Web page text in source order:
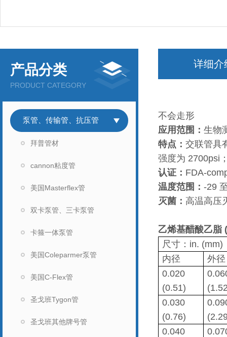
产品分类
PRODUCT CATEGORY
泵管、传输管、抗压管
拜普管材
cannon粘度管
美国Masterflex管
双卡泵管、三卡泵管
卡箍一体泵管
美国Coleparmer泵管
美国C-Flex管
圣戈班Tygon管
圣戈班其他牌号管
详细介
不会走形
应用范围： 生物
特点： 交联管具
强度为 2700psi
认证： FDA-
温度范围： -29
灭菌： 高温高压
乙烯基醋酸乙脂
尺寸：in. (mm)
内径
外径
0.020
(0.51)
0.030
(0.76)
0.040